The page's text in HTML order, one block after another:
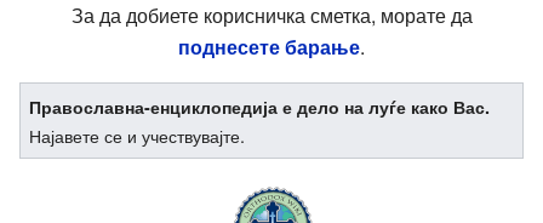
За да добиете корисничка сметка, морате да
поднесете барање.
Православна-енциклопедија е дело на луѓе како Вас.
Најавете се и учествувајте.